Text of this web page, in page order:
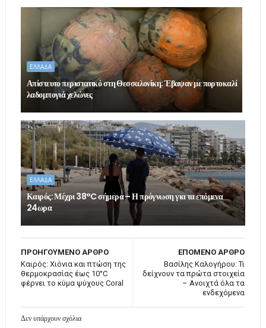
ΕΛΛΑΔΑ
Απίστευτο περιστατικό στη Θεσσαλονίκη: Έβαψαν με πορτοκαλί
λαδομπογιά χελώνες
ΕΛΛΑΔΑ
Καιρός: Μέχρι 38°C σήμερα – Η πρόγνωση για τα επόμενα
24ωρα
ΕΠΟΜΕΝΟ ΑΡΘΡΟ
Βασίλης Καλογήρου: Τι
δείχνουν τα πρώτα στοιχεία
– Ανοιχτά όλα τα
ενδεχόμενα
ΠΡΟΗΓΟΥΜΕΝΟ ΑΡΘΡΟ
Καιρός: Χιόνια και πτώση της
θερμοκρασίας έως 10°C
φέρνει το κύμα ψύχους Coral
Δεν υπάρχουν σχόλια